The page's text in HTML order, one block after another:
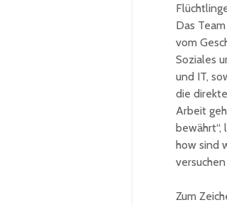
Das
vom
Soziales
und IT,
die
Arbeit
how sind
Zum